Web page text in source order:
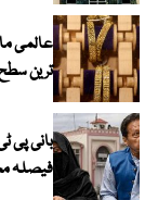
ترین
بانی پی
فیصلہ